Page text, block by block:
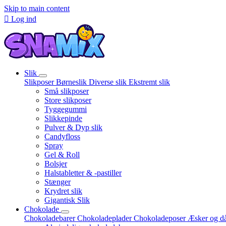
Skip to main content
 Log ind
Slik
SlikposerBørneslik Diverse slik Ekstremt slik
Små slikposer
Store slikposer
Tyggegummi
Slikkepinde
Pulver & Dyp slik
Candyfloss
Spray
Gel & Roll
Bolsjer
Halstabletter & -pastiller
Stænger
Krydret slik
Gigantisk Slik
Chokolade
ChokoladebarerChokoladepladerChokoladeposer Æsker og